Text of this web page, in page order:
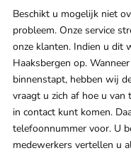
Beschikt u mogelijk niet
probleem. Onze service
onze klanten. Indien u dit
Haaksbergen op.
binnenstapt, hebben wij
vraagt u zich af hoe u van
in contact kunt komen.
telefoonnummer voor. U
medewerkers vertellen u